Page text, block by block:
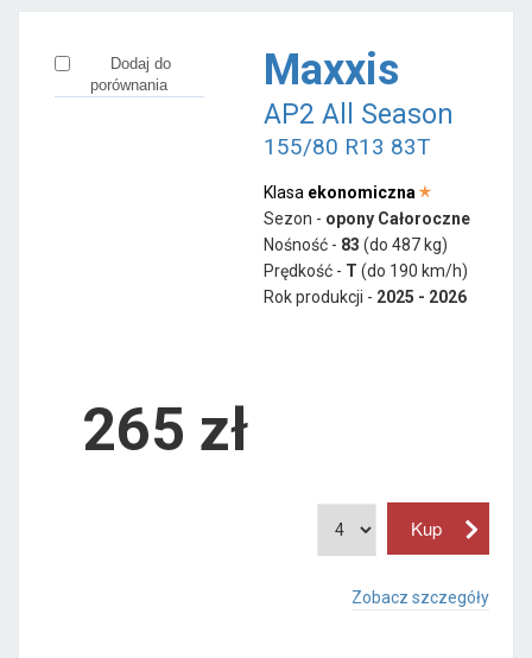
Dodaj do
porównania
Maxxis
AP2 All Season
155/80 R13 83T
Klasa ekonomiczna
Sezon - opony Całoroczne
Nośność - 83 (do 487 kg)
Prędkość - T (do 190 km/h)
Rok produkcji - 2025 - 2026
265 zł
Zobacz szczegóły